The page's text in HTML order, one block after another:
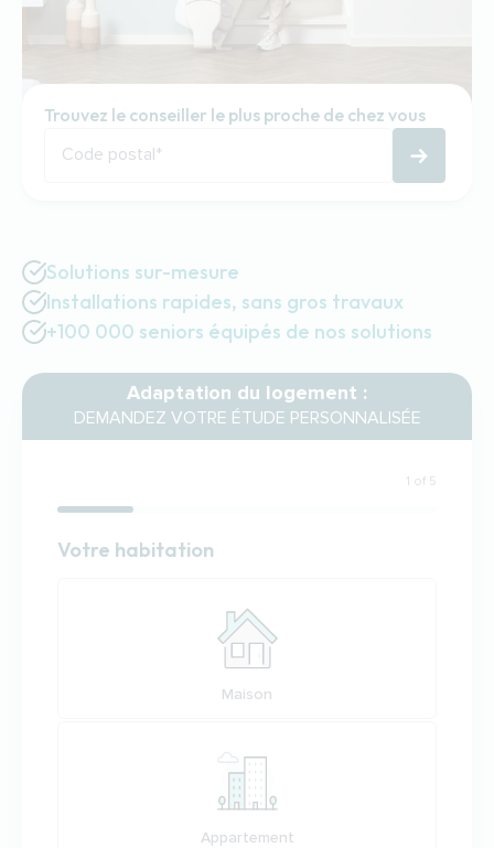
Trouvez le conseiller le plus proche de chez vous
Code postal*
Solutions sur-mesure
Installations rapides, sans gros travaux
+100 000 seniors équipés de nos solutions
Adaptation du logement :
DEMANDEZ VOTRE ÉTUDE PERSONNALISÉE
1 of 5
Habitation
Votre habitation
Maison
Appartement